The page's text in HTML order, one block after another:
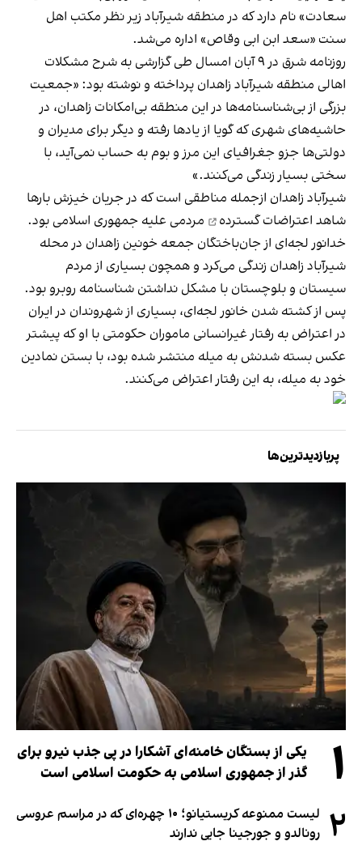
سعادت» نام دارد که در منطقه شیرآباد زیر نظر مکتب اهل
سنت «سعد ابن ابی وقاص» اداره می‌شد.
روزنامه شرق در ۹ آبان امسال طی گزارشی به شرح
مشکلات
اهالی منطقه شیرآباد زاهدان پرداخته و نوشته بود: «جمعیت
بزرگی از بی‌شناسنامه‌ها در این منطقه بی‌امکانات زاهدان، در
حاشیه‌های شهری که گویا از یادها رفته و دیگر برای مدیران و
دولتی‌ها جزو جغرافیای این مرز و بوم به حساب نمی‌آید، با
سختی بسیار زندگی می‌کنند.»
شیر‌آباد زاهدان ازجمله مناطقی است که در جریان خیزش بارها
شاهد اعتراضات گسترده
مردمی علیه جمهوری اسلامی بود.
خدانور لجه‌ای از جان‌باختگان جمعه خونین زاهدان در محله
شیرآباد زاهدان زندگی می‌کرد و همچون بسیاری از مردم
سیستان و بلوچستان با مشکل نداشتن شناسنامه روبرو بود.
پس از کشته شدن خانور لجه‌ای، بسیاری از شهروندان در ایران
در اعتراض به رفتار غیرانسانی ماموران حکومتی با او که پیشتر
عکس بسته شدنش به میله منتشر شده بود، با بستن نمادین
خود به میله، به این رفتار اعتراض می‌کنند.
پربازدیدترین‌ها
۱
یکی از بستگان خامنه‌ای آشکارا در پی جذب نیرو برای
گذر از جمهوری اسلامی به حکومت اسلامی است
۲
لیست ممنوعه کریستیانو؛ ۱۰ چهره‌ای که در مراسم عروسی
رونالدو و جورجینا جایی ندارند